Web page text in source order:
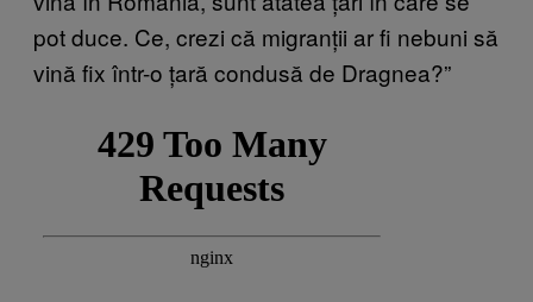
pot duce. Ce, crezi că migranții ar fi nebuni să
vină fix într-o țară condusă de Dragnea?”